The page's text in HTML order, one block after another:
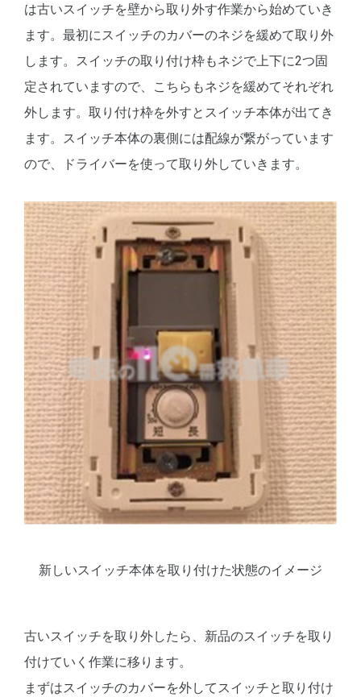
は古いスイッチを壁から取り外す作業から始めていき
ます。最初にスイッチのカバーのネジを緩めて取り外
します。スイッチの取り付け枠もネジで上下に2つ固
定されていますので、こちらもネジを緩めてそれぞれ
外します。取り付け枠を外すとスイッチ本体が出てき
ます。スイッチ本体の裏側には配線が繋がっています
ので、ドライバーを使って取り外していきます。
新しいスイッチ本体を取り付けた状態のイメージ
古いスイッチを取り外したら、新品のスイッチを取り
付けていく作業に移ります。
まずはスイッチのカバーを外してスイッチと取り付け